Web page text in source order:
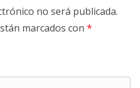
no será publicada.
marcados con *